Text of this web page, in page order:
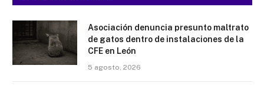
Asociación denuncia presunto maltrato
de gatos dentro de instalaciones de la
CFE en León
5 agosto, 2026